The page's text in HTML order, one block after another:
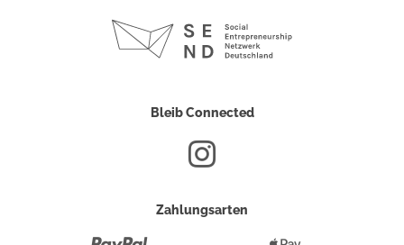
Bleib Connected
Zahlungsarten